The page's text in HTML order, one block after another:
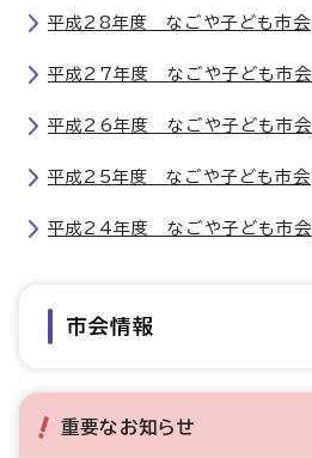
平成28年度 なごや子ども市会
平成27年度 なごや子ども市会
平成26年度 なごや子ども市会
平成25年度 なごや子ども市会
平成24年度 なごや子ども市会
市会情報
重要なお知らせ